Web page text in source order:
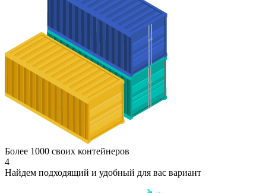
Более 1000 своих контейнеров
4
Найдем подходящий и удобный для вас вариант